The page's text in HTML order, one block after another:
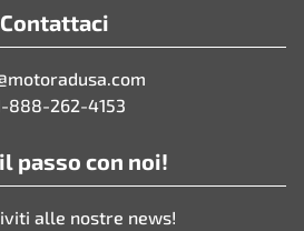
Contattaci
888-262-4153
passo con noi!
alle nostre news!